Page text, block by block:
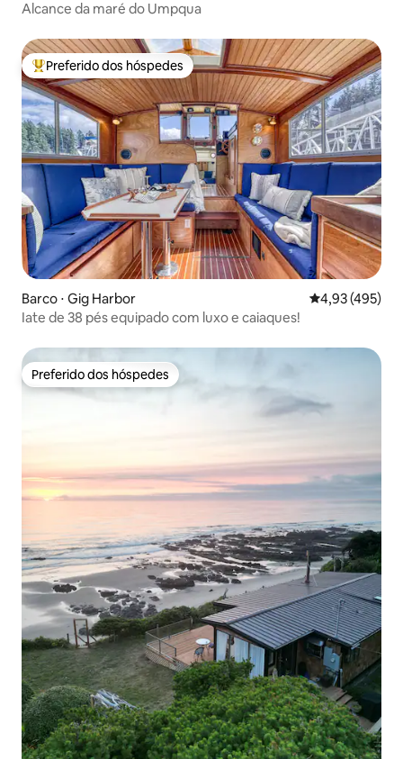
Alcance da maré do Umpqua
Entre os melhores preferidos dos hóspedes
Preferido dos hóspedes
Barco ⋅ Gig Harbor 4,93 de uma
4,93 (495)
Iate de 38 pés equipado com luxo e caiaques!
Preferido dos hóspedes
Preferido dos hóspedes